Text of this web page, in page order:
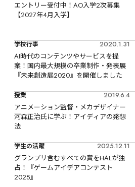
エントリー受付中！AO入学2次募集
【2027年4月入学】
学校行事
2020.1.31
AI時代のコンテンツやサービスを提
案！国内最大規模の卒業制作・発表展
『未来創造展2020』を開催しました
授業
2019.6.4
アニメーション監督・メカデザイナー
河森正治氏に学ぶ！アイディアの発想
法
学生の活躍
2025.12.11
グランプリ含むすべての賞をHALが独
占！『ゲームアイデアコンテスト
2025』